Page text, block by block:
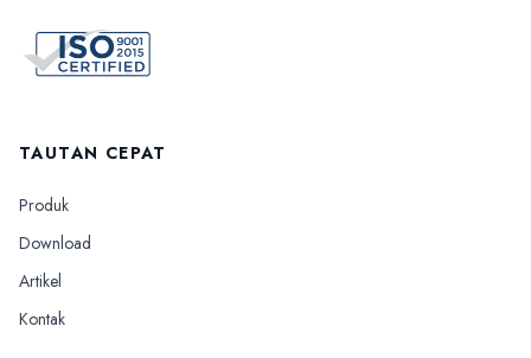
TAUTAN CEPAT
Produk
Download
Artikel
Kontak